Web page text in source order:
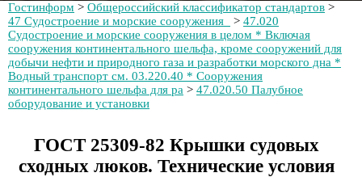
Гостинформ > Общероссийский классификатор стандартов >
47 Судостроение и морские сооружения
> 47.020
Судостроение и морские сооружения в целом * Включая
сооружения континентального шельфа, кроме сооружений для
добычи нефти и природного газа и разработки морского дна *
Водный транспорт см. 03.220.40 * Сооружения
континентального шельфа для ра > 47.020.50 Палубное
оборудование и установки
ГОСТ 25309-82 Крышки судовых
сходных люков. Технические условия